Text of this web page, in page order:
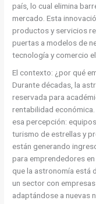
país, lo cual elimina
mercado. Esta
productos y servicios
puertas a modelos de
tecnología y comercio
El contexto: ¿por qué
Durante décadas, la
reservada para
rentabilidad
esa percepción:
turismo de estrellas y
están generando
para emprendedores
que la astronomía está
un sector con
adaptándose a nuevas